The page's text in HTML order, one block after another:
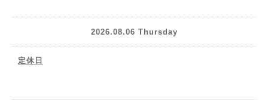
2026.08.06 Thursday
定休日